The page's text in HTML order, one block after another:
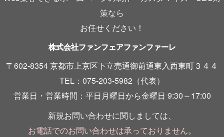
策なら
お任せください！
株式会社ファンフェアファンファーレ
〒602-8354 京都市上京区下立売通御前通東入西東町３４４
TEL：075-203-5982（代表）
営業日・営業時間：平日月曜日から金曜日 9:30～17:00
新規お問い合わせに関しましては、
お電話でのお問い合わせは承っておりません。